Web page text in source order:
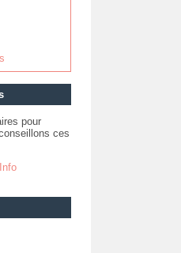
pour
ces